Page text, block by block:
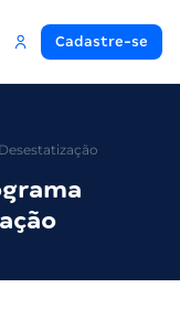
Cadastre-se